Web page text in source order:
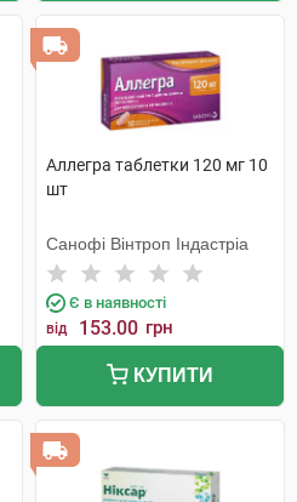
Аллегра таблетки 120 мг 10
шт
Санофі Вінтроп Індастріа
Є в наявності
від 153.00 грн
КУПИТИ